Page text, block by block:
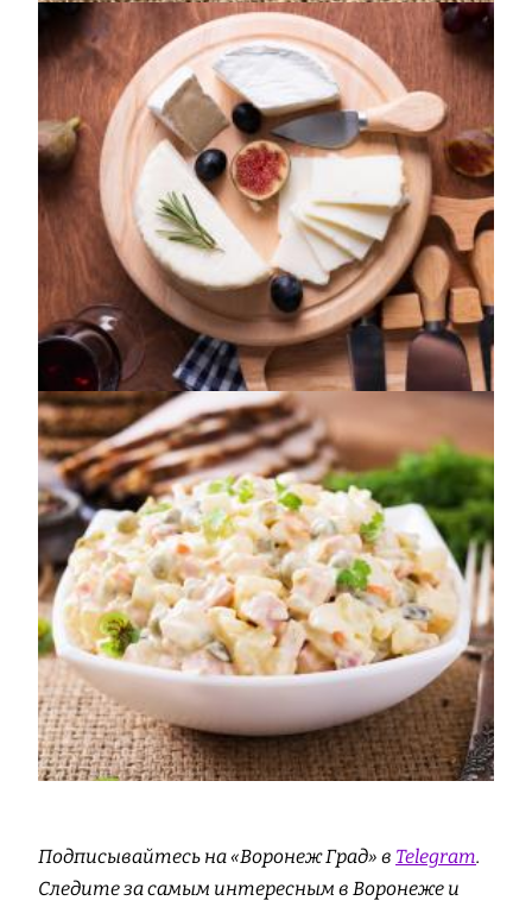
Подписывайтесь на «Воронеж Град» в Telegram.
Cледите за самым интересным в Воронеже и